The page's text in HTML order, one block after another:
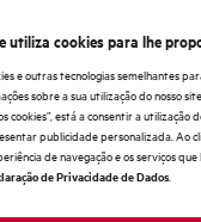
Ative a
esforço,
TwinTech®
suculentos e
Compre
utiliza cookies para lhe
e outras tecnologias semelhantes
sobre a sua utilização do nosso
cookies”, está a consentir a utilização
publicidade personalizada. Ao
de navegação e os serviços
de Privacidade de Dados